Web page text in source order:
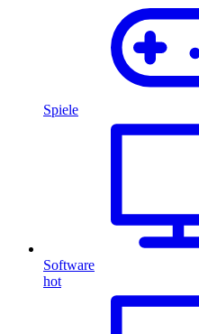
Spiele
Software
hot